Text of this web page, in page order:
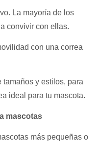
La mayoría de los
convivir con ellas.
con una correa
y estilos, para
ideal para tu mascota.
mascotas
más pequeñas o